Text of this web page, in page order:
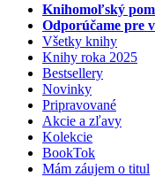
Knihomoľský
Odporúčame pre
Všetky knihy
Knihy roka 2025
Bestsellery
Novinky
Pripravované
Akcie a zľavy
Kolekcie
BookTok
Mám záujem o titul